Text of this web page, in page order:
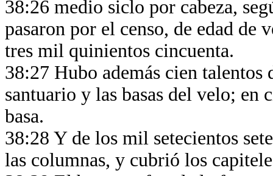
38:26 medio siclo por cabeza,
pasaron por el censo, de edad de
tres mil quinientos cincuenta.
38:27 Hubo además cien talentos
santuario y las basas del velo; en
basa.
38:28 Y de los mil setecientos
las columnas, y cubrió los